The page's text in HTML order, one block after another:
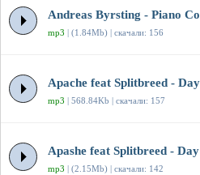
Andreas Byrsting - Piano
mp3 | (1.84Mb) | скачали: 156
Apache feat Splitbreed -
mp3 | 568.84Kb | скачали: 157
Apashe feat Splitbreed -
mp3 | (2.15Mb) | скачали: 142